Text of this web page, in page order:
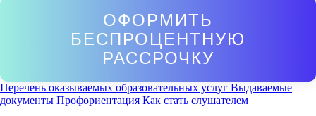
ОФОРМИТЬ
БЕСПРОЦЕНТНУЮ
РАССРОЧКУ
Перечень оказываемых образовательных услуг Выдаваемые
документы Профориентация Как стать слушателем